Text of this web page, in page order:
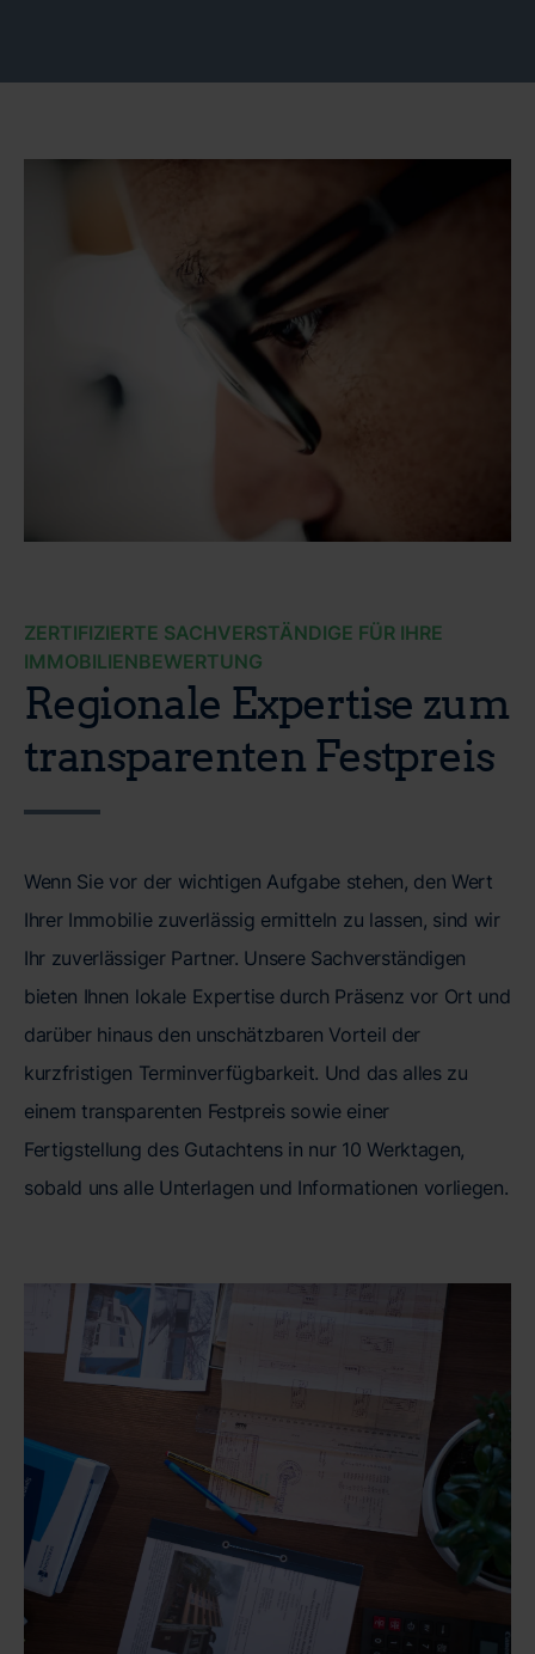
ZERTIFIZIERTE SACHVERSTÄNDIGE FÜR IHRE
IMMOBILIENBEWERTUNG
Regionale Expertise zum
transparenten Festpreis
Wenn Sie vor der wichtigen Aufgabe stehen, den Wert
Ihrer Immobilie zuverlässig ermitteln zu lassen, sind wir
Ihr zuverlässiger Partner. Unsere Sachverständigen
bieten Ihnen lokale Expertise durch Präsenz vor Ort und
darüber hinaus den unschätzbaren Vorteil der
kurzfristigen Terminverfügbarkeit. Und das alles zu
einem transparenten Festpreis sowie einer
Fertigstellung des Gutachtens in nur 10 Werktagen,
sobald uns alle Unterlagen und Informationen vorliegen.